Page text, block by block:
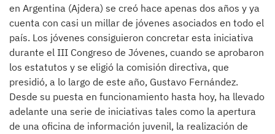
en Argentina (Ajdera) se creó hace apenas dos años y ya
cuenta con casi un millar de jóvenes asociados en todo el
país. Los jóvenes consiguieron concretar esta iniciativa
durante el III Congreso de Jóvenes, cuando se aprobaron
los estatutos y se eligió la comisión directiva, que
presidió, a lo largo de este año, Gustavo Fernández.
Desde su puesta en funcionamiento hasta hoy, ha llevado
adelante una serie de iniciativas tales como la apertura
de una oficina de información juvenil, la realización de